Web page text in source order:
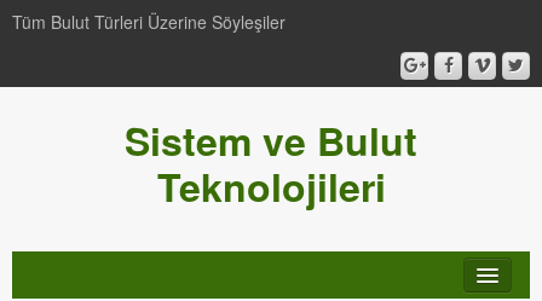
Tüm Bulut Türleri Üzerine Söyleşiler
Sistem ve Bulut
Teknolojileri